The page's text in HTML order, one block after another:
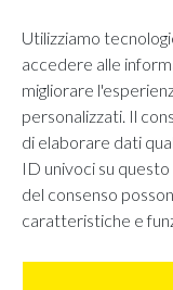
Utilizziamo
accedere alle
migliorare
personalizzati. Il
di elaborare dati
ID univoci su
del consenso
caratteristiche e
RESI E RIMBORSI
REGOLAMENTO
CONTATTACI
PRIVACY